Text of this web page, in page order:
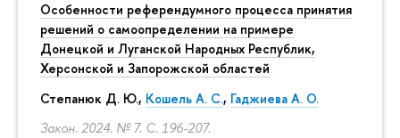
Особенности референдумного процесса принятия
решений о самоопределении на примере
Донецкой и Луганской Народных Республик,
Херсонской и Запорожской областей
Степанюк Д. Ю., Кошель А. С., Гаджиева А. О.
Закон. 2024. № 7. С. 196-207.